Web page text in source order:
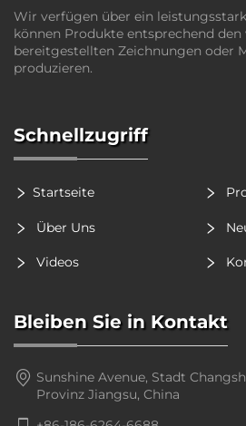
Wir verfügen über ein
können Produkte entsprechend den
bereitgestellten Zeichnungen oder
produzieren.
Schnellzugriff
Startseite
Über Uns
Videos
Bleiben Sie in Kontakt
Sunshine Avenue, Stadt
Provinz Jiangsu, China